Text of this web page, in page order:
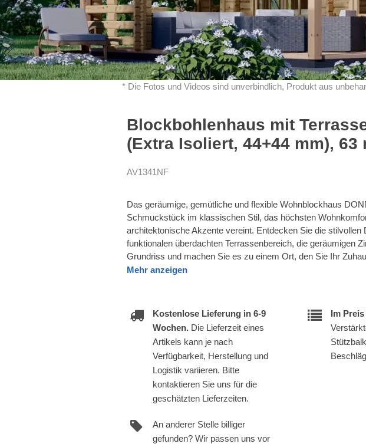
* Die Fotos und Videos sind unverbindlich, Produkt aus
Blockbohlenhaus mit
(Extra Isoliert, 44+44 mm), 63
AV1341NF
Das geräumige, gemütliche und flexible Wohnblockhaus
Schmuckstück im klassischen Stil, das höchsten
architektonische Akzente vereint. Entdecken Sie die stilvollen
funktionalen überdachten Terrassenbereich, die geräumigen
Grundriss und machen Sie es zu einem Ort, den Sie Ihr
Mehr anzeigen
Kostenlose Lieferung in 6-9
Wochen. Die Lieferzeit eines
Artikels kann je nach
Verfügbarkeit, Herstellung und
Logistik variieren. Bitte
kontaktieren Sie uns für die
geschätzten Lieferzeiten.
Im
An anderer Stelle billiger
gefunden? Wir passen uns vor